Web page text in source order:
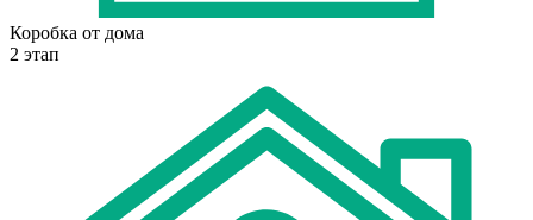
Коробка от дома
2 этап